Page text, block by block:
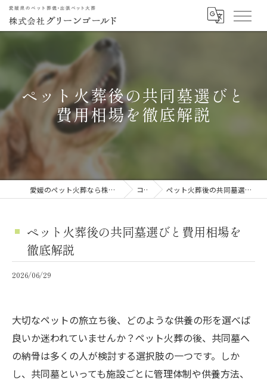
ペット火葬後の共同墓選びと
費用相場を徹底解説
愛媛のペット火葬なら株式会社グリーンゴールド コラム ペット火葬後の共同墓選びと費用相場を徹底解説
ペット火葬後の共同墓選びと費用相場を
徹底解説
2026/06/29
大切なペットの旅立ち後、どのような供養の形を選べば
良いか迷われていませんか？ペット火葬の後、共同墓へ
の納骨は多くの人が検討する選択肢の一つです。しか
し、共同墓といっても施設ごとに管理体制や供養方法、